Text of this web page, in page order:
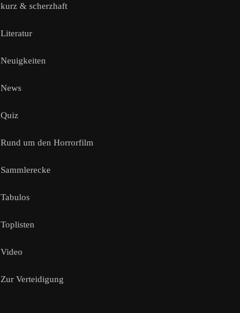
kurz & scherzhaft
Literatur
Neuigkeiten
News
Quiz
Rund um den Horrorfilm
Sammlerecke
Tabulos
Toplisten
Video
Zur Verteidigung